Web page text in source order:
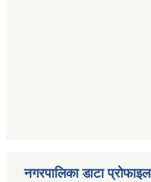
नगरपालिका डाटा प्रोफाइल